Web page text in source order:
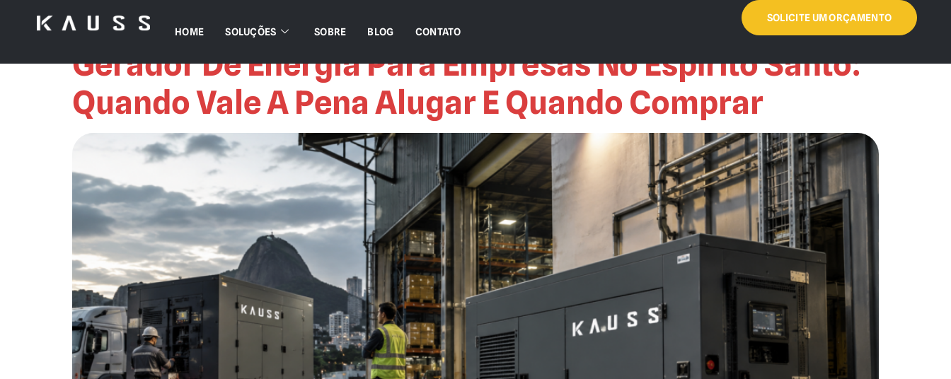
HOME SOLUÇÕES SOBRE BLOG CONTATO
SOLICITE UM ORÇAMENTO
Gerador De Energia Para Empresas No Espírito Santo:
Quando Vale A Pena Alugar E Quando Comprar